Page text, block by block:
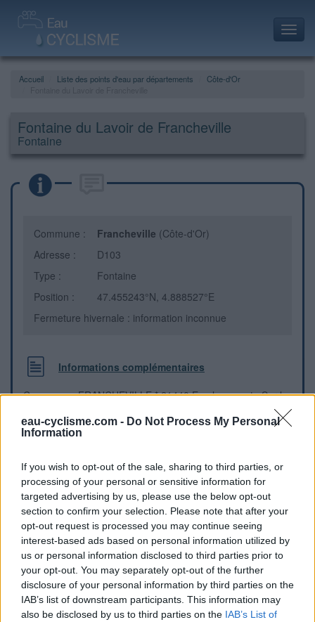
eau-cyclisme.com - Do Not Process My Personal
Information
If you wish to opt-out of the sale, sharing to third parties, or
processing of your personal or sensitive information for
targeted advertising by us, please use the below opt-out
section to confirm your selection. Please note that after your
opt-out request is processed you may continue seeing
interest-based ads based on personal information utilized by
us or personal information disclosed to third parties prior to
your opt-out. You may separately opt-out of the further
disclosure of your personal information by third parties on the
IAB’s list of downstream participants. This information may
also be disclosed by us to third parties on the IAB’s List of
Accueil Liste des points d'eau par départements
Côte-d'Or
Fontaine du Lavoir de Francheville
Fontaine
Commune : Francheville (Côte-d'Or)
Adresse :
D103
Type :
Fontaine
Position :
47.455243°N, 4.888527°E
Fermeture hivernale : information inconnue
Informations complémentaires
Commune : FRANCHEVILLE * 21440 Emplacement : Sur la
route principale D103 entre FRANCHEVILLE et VERNOT, à
côté du lavoir, 500 m environ avant entrée du village, vers
cimetière, terrain de foot et tennis. Remarques : Route
descendant direction VERNOT sur la droite En remontant
direction FRANCHEVILLE sur la gauche
Repères visuels